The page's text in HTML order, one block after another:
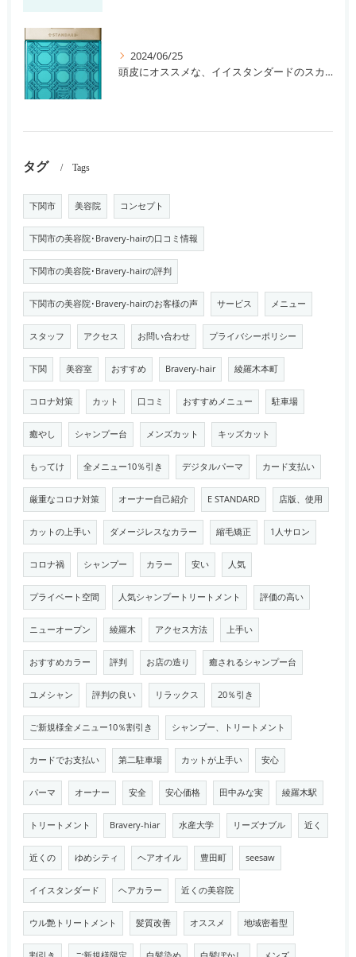
2024/06/25
頭皮にオススメな、イイスタンダードのスカルプ系シャンプー＆トリートメントです！
タグ Tags
下関市 美容院 コンセプト
下関市の美容院･Bravery-hairの口コミ情報
下関市の美容院･Bravery-hairの評判
下関市の美容院･Bravery-hairのお客様の声 サービス メニュー
スタッフ アクセス お問い合わせ プライバシーポリシー
下関 美容室 おすすめ Bravery-hair 綾羅木本町
コロナ対策 カット 口コミ おすすめメニュー 駐車場
癒やし シャンプー台 メンズカット キッズカット
もってけ 全メニュー10％引き デジタルパーマ カード支払い
厳重なコロナ対策 オーナー自己紹介 E STANDARD 店版、使用
カットの上手い ダメージレスなカラー 縮毛矯正 1人サロン
コロナ禍 シャンプー カラー 安い 人気
プライベート空間 人気シャンプートリートメント 評価の高い
ニューオープン 綾羅木 アクセス方法 上手い
おすすめカラー 評判 お店の造り 癒されるシャンプー台
ユメシャン 評判の良い リラックス 20％引き
ご新規様全メニュー10％割引き シャンプー、トリートメント
カードでお支払い 第二駐車場 カットが上手い 安心
パーマ オーナー 安全 安心価格 田中みな実 綾羅木駅
トリートメント Bravery-hiar 水産大学 リーズナブル 近く
近くの ゆめシティ ヘアオイル 豊田町 seesaw
イイスタンダード ヘアカラー 近くの美容院
ウル艶トリートメント 髪質改善 オススメ 地域密着型